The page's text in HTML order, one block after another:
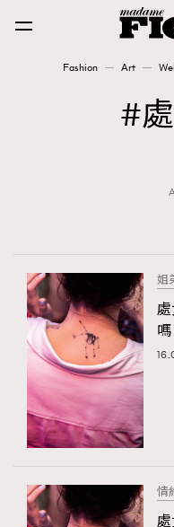
Fashion Art
姐
情